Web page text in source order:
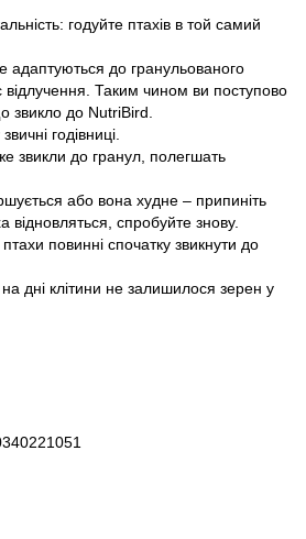
годуйте птахів в той самий
до гранульованого
відлучення. Таким чином ви поступово
звикло до NutriBird.
годівниці.
звикли до гранул, полегшать
або вона худне – припиніть
відновляться, спробуйте знову.
повинні спочатку звикнути до
дні клітини не залишилося зерен у